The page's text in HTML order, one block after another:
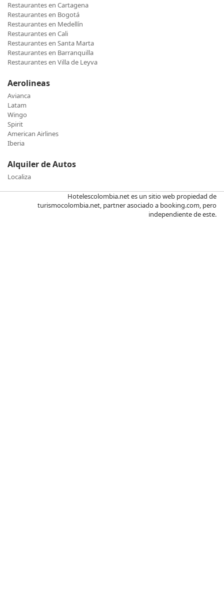
Restaurantes en Cartagena
Restaurantes en Bogotá
Restaurantes en Medellín
Restaurantes en Cali
Restaurantes en Santa Marta
Restaurantes en Barranquilla
Restaurantes en Villa de Leyva
Aerolineas
Avianca
Latam
Wingo
Spirit
American Airlines
Iberia
Alquiler de Autos
Localiza
Hotelescolombia.net es un sitio web propiedad de
turismocolombia.net, partner asociado a booking.com, pero
independiente de este.